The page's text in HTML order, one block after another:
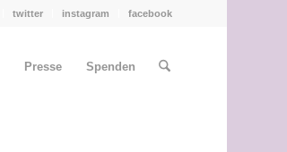
twitter instagram facebook
Presse Spenden